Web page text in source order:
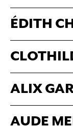
ÉDITH
ALIX
AUDE